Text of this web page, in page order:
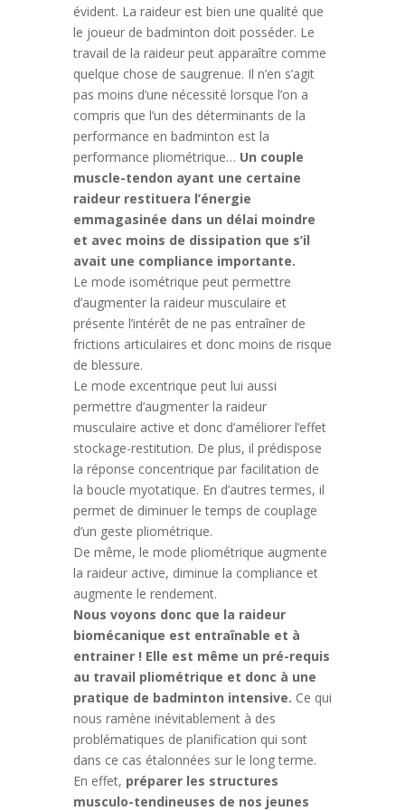
évident. La raideur est bien une qualité que
le joueur de badminton doit posséder. Le
travail de la raideur peut apparaître comme
quelque chose de saugrenue. Il n’en s’agit
pas moins d’une nécessité lorsque l’on a
compris que l’un des déterminants de la
performance en badminton est la
performance pliométrique… Un couple
muscle-tendon ayant une certaine
raideur restituera l’énergie
emmagasinée dans un délai moindre
et avec moins de dissipation que s’il
avait une compliance importante.
Le mode isométrique peut permettre
d’augmenter la raideur musculaire et
présente l’intérêt de ne pas entraîner de
frictions articulaires et donc moins de risque
de blessure.
Le mode excentrique peut lui aussi
permettre d’augmenter la raideur
musculaire active et donc d’améliorer l’effet
stockage-restitution. De plus, il prédispose
la réponse concentrique par facilitation de
la boucle myotatique. En d’autres termes, il
permet de diminuer le temps de couplage
d’un geste pliométrique.
De même, le mode pliométrique augmente
la raideur active, diminue la compliance et
augmente le rendement.
Nous voyons donc que la raideur
biomécanique est entraînable et à
entrainer ! Elle est même un pré-requis
au travail pliométrique et donc à une
pratique de badminton intensive. Ce qui
nous ramène inévitablement à des
problématiques de planification qui sont
dans ce cas étalonnées sur le long terme.
En effet, préparer les structures
musculo-tendineuses de nos jeunes